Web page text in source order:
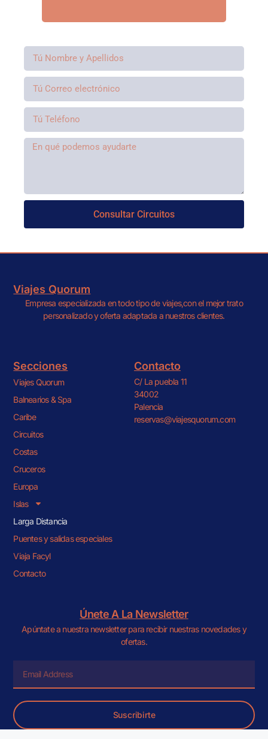
Consultar Circuitos
Viajes Quorum
Empresa especializada en todo tipo de viajes,con el mejor trato
personalizado y oferta adaptada a nuestros clientes.
Secciones
Viajes Quorum
Balnearios & Spa
Caribe
Circuitos
Costas
Cruceros
Europa
Islas
Larga Distancia
Puentes y salidas especiales
Viaja Facyl
Contacto
Contacto
C/ La puebla 11
34002
Palencia
reservas@viajesquorum.com
Únete A La Newsletter
Apúntate a nuestra newsletter para recibir nuestras novedades y
ofertas.
Suscribirte